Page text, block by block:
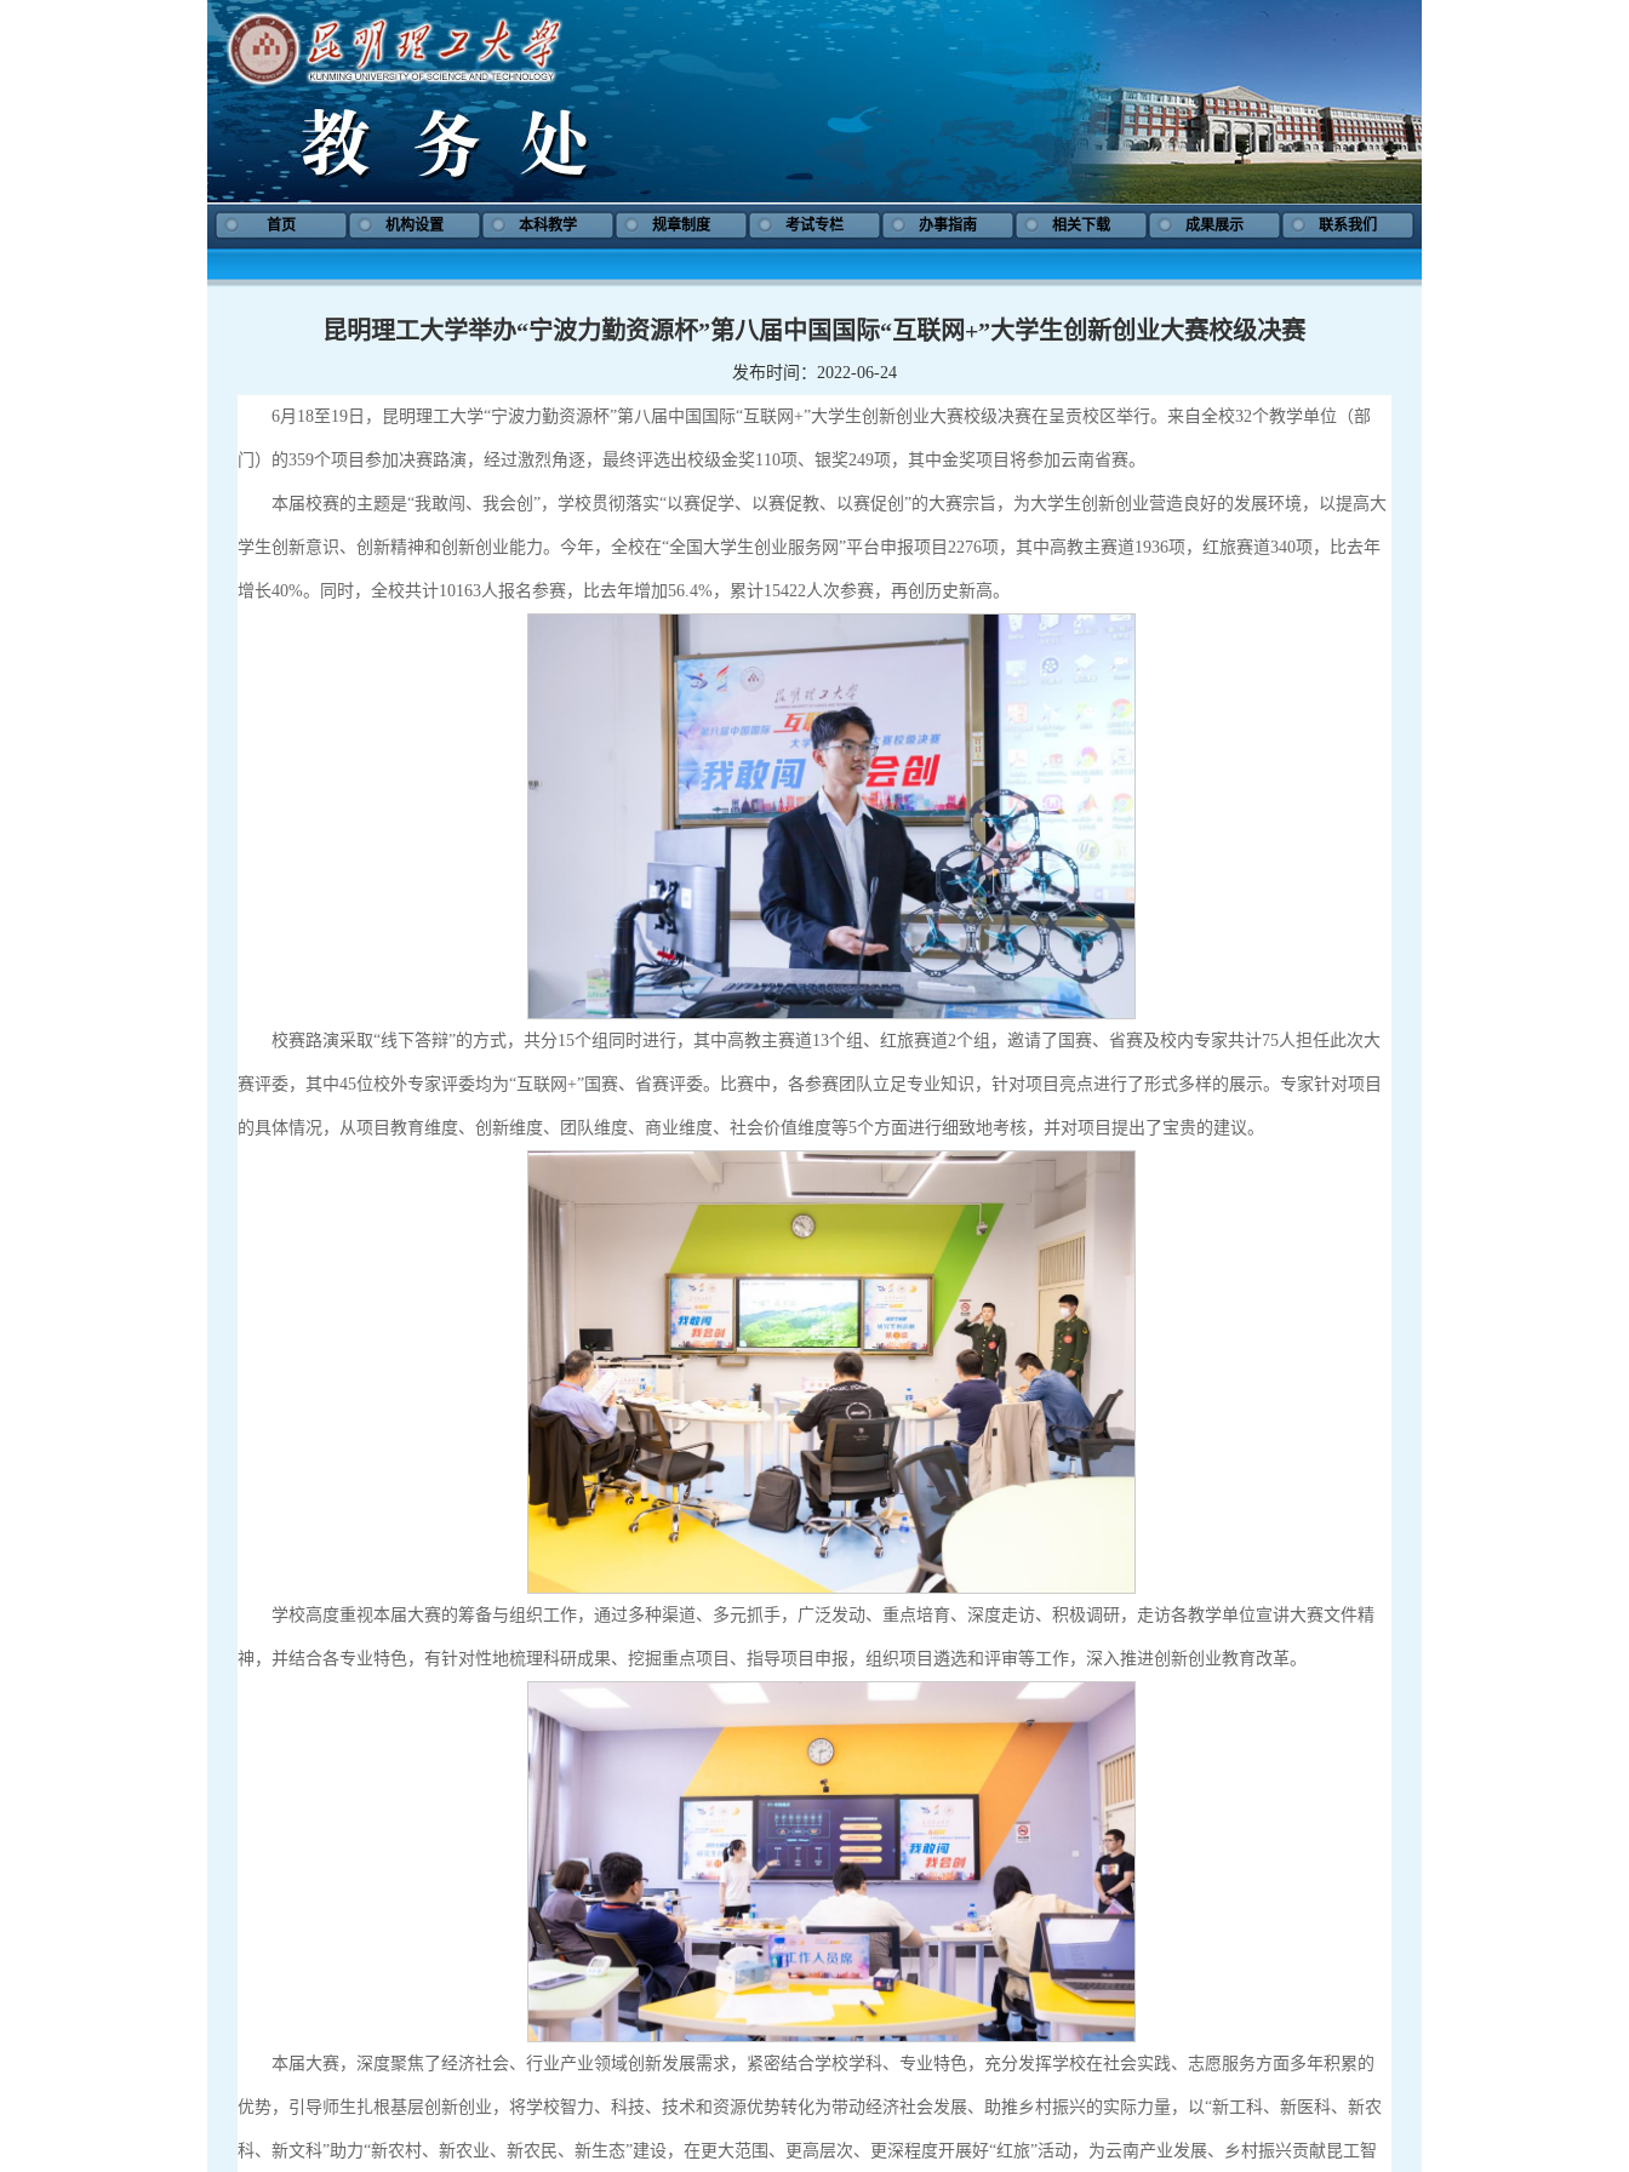
首页 机构设置 本科教学 规章制度 考试专栏 办事指南 相关下载 成果展示 联系我们
昆明理工大学举办“宁波力勤资源杯”第八届中国国际“互联网+”大学生创新创业大赛校级决赛
发布时间：2022-06-24
6月18至19日，昆明理工大学“宁波力勤资源杯”第八届中国国际“互联网+”大学生创新创业大赛校级决赛在呈贡校区举行。来自全校32个教学单位（部
门）的359个项目参加决赛路演，经过激烈角逐，最终评选出校级金奖110项、银奖249项，其中金奖项目将参加云南省赛。
本届校赛的主题是“我敢闯、我会创”，学校贯彻落实“以赛促学、以赛促教、以赛促创”的大赛宗旨，为大学生创新创业营造良好的发展环境，以提高大
学生创新意识、创新精神和创新创业能力。今年，全校在“全国大学生创业服务网”平台申报项目2276项，其中高教主赛道1936项，红旅赛道340项，比去年
增长40%。同时，全校共计10163人报名参赛，比去年增加56.4%，累计15422人次参赛，再创历史新高。
校赛路演采取“线下答辩”的方式，共分15个组同时进行，其中高教主赛道13个组、红旅赛道2个组，邀请了国赛、省赛及校内专家共计75人担任此次大
赛评委，其中45位校外专家评委均为“互联网+”国赛、省赛评委。比赛中，各参赛团队立足专业知识，针对项目亮点进行了形式多样的展示。专家针对项目
的具体情况，从项目教育维度、创新维度、团队维度、商业维度、社会价值维度等5个方面进行细致地考核，并对项目提出了宝贵的建议。
学校高度重视本届大赛的筹备与组织工作，通过多种渠道、多元抓手，广泛发动、重点培育、深度走访、积极调研，走访各教学单位宣讲大赛文件精
神，并结合各专业特色，有针对性地梳理科研成果、挖掘重点项目、指导项目申报，组织项目遴选和评审等工作，深入推进创新创业教育改革。
本届大赛，深度聚焦了经济社会、行业产业领域创新发展需求，紧密结合学校学科、专业特色，充分发挥学校在社会实践、志愿服务方面多年积累的
优势，引导师生扎根基层创新创业，将学校智力、科技、技术和资源优势转化为带动经济社会发展、助推乡村振兴的实际力量，以“新工科、新医科、新农
科、新文科”助力“新农村、新农业、新农民、新生态”建设，在更大范围、更高层次、更深程度开展好“红旅”活动，为云南产业发展、乡村振兴贡献昆工智